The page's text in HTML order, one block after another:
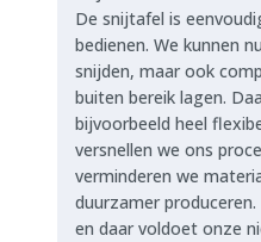
De snijtafel is
bedienen. We kunnen
snijden, maar ook
buiten bereik lagen.
bijvoorbeeld heel
versnellen we ons
verminderen we
duurzamer
en daar voldoet onze